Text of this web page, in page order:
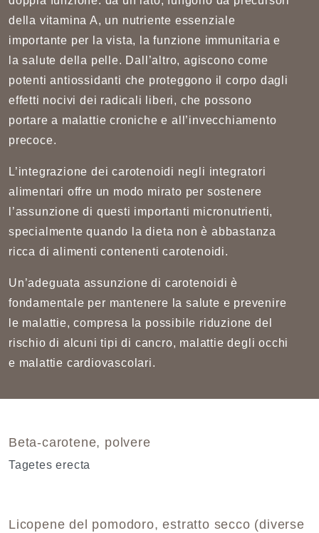
della vitamina A, un nutriente essenziale
importante per la vista, la funzione immunitaria e
la salute della pelle. Dall’altro, agiscono come
potenti antiossidanti che proteggono il corpo dagli
effetti nocivi dei radicali liberi, che possono
portare a malattie croniche e all’invecchiamento
precoce.
L’integrazione dei carotenoidi negli integratori
alimentari offre un modo mirato per sostenere
l’assunzione di questi importanti micronutrienti,
specialmente quando la dieta non è abbastanza
ricca di alimenti contenenti carotenoidi.
Un’adeguata assunzione di carotenoidi è
fondamentale per mantenere la salute e prevenire
le malattie, compresa la possibile riduzione del
rischio di alcuni tipi di cancro, malattie degli occhi
e malattie cardiovascolari.
Beta-carotene, polvere
Tagetes erecta
Licopene del pomodoro, estratto secco (diverse